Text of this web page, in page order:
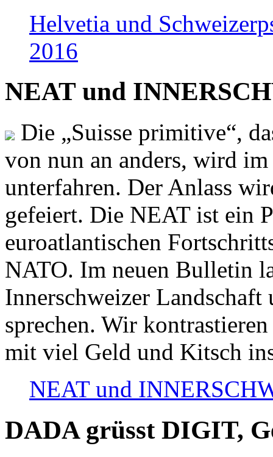
Helvetia und
2016
NEAT und
Die „Suisse primitive“,
von nun an anders, wird
unterfahren. Der Anlass
gefeiert. Die NEAT ist ein
euroatlantischen
NATO. Im neuen Bulletin
Innerschweizer
sprechen. Wir
mit viel Geld und Kitsch
NEAT und
DADA grüsst DIGIT,